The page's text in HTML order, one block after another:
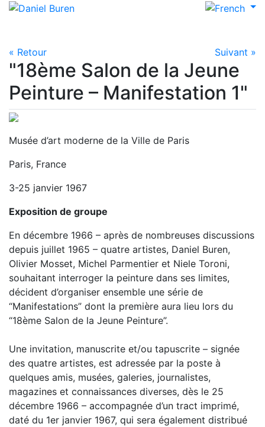
« Retour Suivant »
"18ème Salon de la Jeune
Peinture – Manifestation 1"
Musée d’art moderne de la Ville de Paris
Paris, France
3-25 janvier 1967
Exposition de groupe
En décembre 1966 – après de nombreuses discussions
depuis juillet 1965 – quatre artistes, Daniel Buren,
Olivier Mosset, Michel Parmentier et Niele Toroni,
souhaitant interroger la peinture dans ses limites,
décident d’organiser ensemble une série de
“Manifestations” dont la première aura lieu lors du
“18ème Salon de la Jeune Peinture”.
Une invitation, manuscrite et/ou tapuscrite – signée
des quatre artistes, est adressée par la poste à
quelques amis, musées, galeries, journalistes,
magazines et connaissances diverses, dès le 25
décembre 1966 – accompagnée d’un tract imprimé,
daté du 1er janvier 1967, qui sera également distribué